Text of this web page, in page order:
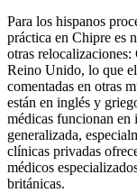
Para los hispanos
práctica en Chipre es
otras
Reino Unido, lo que
comentadas en otras
están en inglés y
médicas funcionan en
generalizada,
clínicas privadas
médicos
británicas.